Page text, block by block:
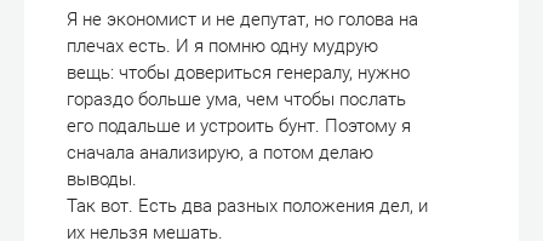
Я не экономист и не депутат, но голова на
плечах есть. И я помню одну мудрую
вещь: чтобы довериться генералу, нужно
гораздо больше ума, чем чтобы послать
его подальше и устроить бунт. Поэтому я
сначала анализирую, а потом делаю
выводы.
Так вот. Есть два разных положения дел, и
их нельзя мешать.